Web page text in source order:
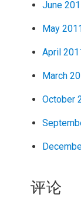
June
May 2011
April
March
October
评论